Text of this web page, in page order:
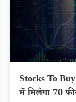
Stocks To
में मिलेगा 70